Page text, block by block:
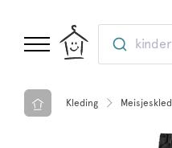
Kleding